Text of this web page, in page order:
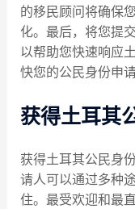
的移民顾问将确保
化。最后，将您提
以帮助您快速响应
快您的公民身份申请
获得土耳其
获得土耳其公民身
请人可以通过多种
住。最受欢迎和最